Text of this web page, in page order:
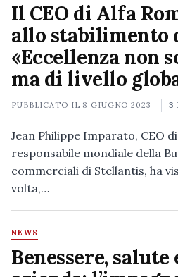
Il CEO di Alfa
allo stabilimento
«Eccellenza non
ma di livello
PUBBLICATO IL 8 GIUGNO 2023 3
Jean Philippe Imparato, CEO
responsabile mondiale della
commerciali di Stellantis, ha
volta,…
NEWS
Benessere,